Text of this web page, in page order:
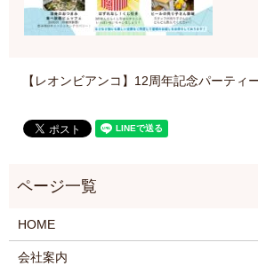
【レオンビアンコ】12周年記念パーティ
HOME
会社案内